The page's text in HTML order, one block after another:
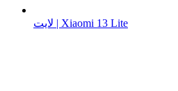
لايت | Xiaomi 13 Lite